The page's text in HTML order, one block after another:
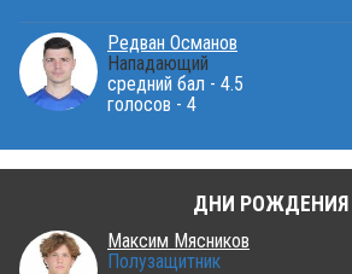
Редван Османов
Нападающий
средний бал - 4.5
голосов - 4
ДНИ РОЖДЕНИЯ
Максим Мясников
Полузащитник